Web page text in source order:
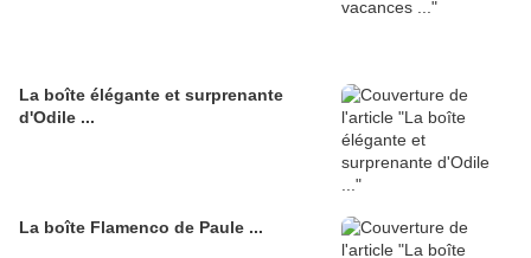
La boîte élégante et surprenante
d'Odile ...
La boîte Flamenco de Paule ...